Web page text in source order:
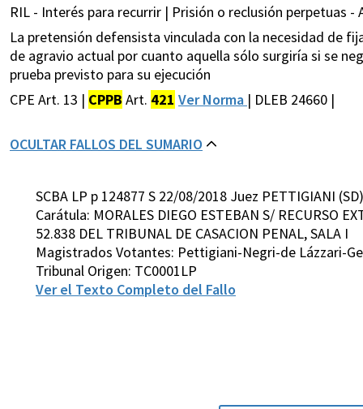
RIL - Interés para recurrir | Prisión o reclusión perpetuas
La pretensión defensista vinculada con la necesidad de
de agravio actual por cuanto aquella sólo surgiría si se
prueba previsto para su ejecución
CPE Art. 13 | CPPB Art. 421 Ver Norma | DLEB 24660 |
OCULTAR FALLOS DEL SUMARIO
SCBA LP p 124877 S 22/08/2018 Juez PETTIGIANI (SD)
Carátula: MORALES DIEGO ESTEBAN S/ RECURSO
52.838 DEL TRIBUNAL DE CASACION PENAL, SALA I
Magistrados Votantes: Pettigiani-Negri-de Lázzari-
Tribunal Origen: TC0001LP
Ver el Texto Completo del Fallo